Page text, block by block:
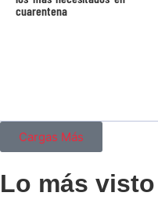
cuarentena
Cargas Más
Lo más visto